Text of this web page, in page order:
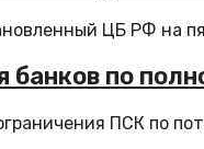
ЦБ РФ на
банков по
ПСК по